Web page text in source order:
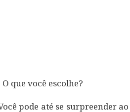
que você escolhe?
pode até se surpreender ao